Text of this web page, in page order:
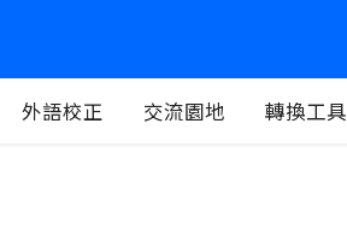
外語校正 交流園地 轉換工具